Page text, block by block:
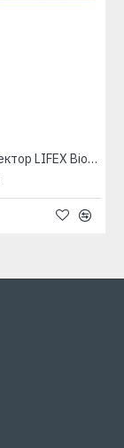
Био-конвектор LIFEX BioAir 700 (бежевый) с программатором